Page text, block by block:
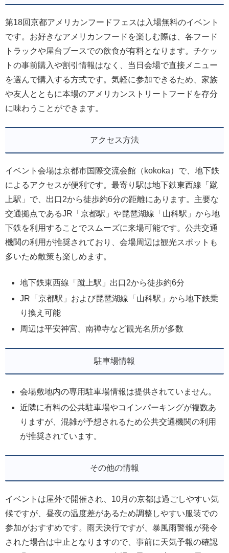
第18回京都アメリカンフードフェスは入場無料のイベント
です。お好きなアメリカンフードを楽しむ際は、各フード
トラックや屋台ブースでの飲食が有料となります。チケッ
トの事前購入や割引情報はなく、当日会場で直接メニュー
を選んで購入する方式です。気軽に参加できるため、家族
や友人とともに本場のアメリカンストリートフードを存分
に味わうことができます。
アクセス方法
イベント会場は京都市国際交流会館（kokoka）で、地下鉄
によるアクセスが便利です。最寄り駅は地下鉄東西線「蹴
上駅」で、出口2から徒歩約6分の距離にあります。主要な
交通拠点であるJR「京都駅」や琵琶湖線「山科駅」から地
下鉄を利用することでスムーズに来場可能です。公共交通
機関の利用が推奨されており、会場周辺は観光スポットも
多いため散策も楽しめます。
地下鉄東西線「蹴上駅」出口2から徒歩約6分
JR「京都駅」および琵琶湖線「山科駅」から地下鉄乗
り換え可能
周辺は平安神宮、南禅寺など観光名所が多数
駐車場情報
会場敷地内の専用駐車場情報は提供されていません。
近隣に有料の公共駐車場やコインパーキングが複数あ
りますが、混雑が予想されるため公共交通機関の利用
が推奨されています。
その他の情報
イベントは屋外で開催され、10月の京都は過ごしやすい気
候ですが、昼夜の温度差があるため調整しやすい服装での
参加がおすすめです。雨天決行ですが、暴風雨警報が発令
された場合は中止となりますので、事前に天気予報の確認